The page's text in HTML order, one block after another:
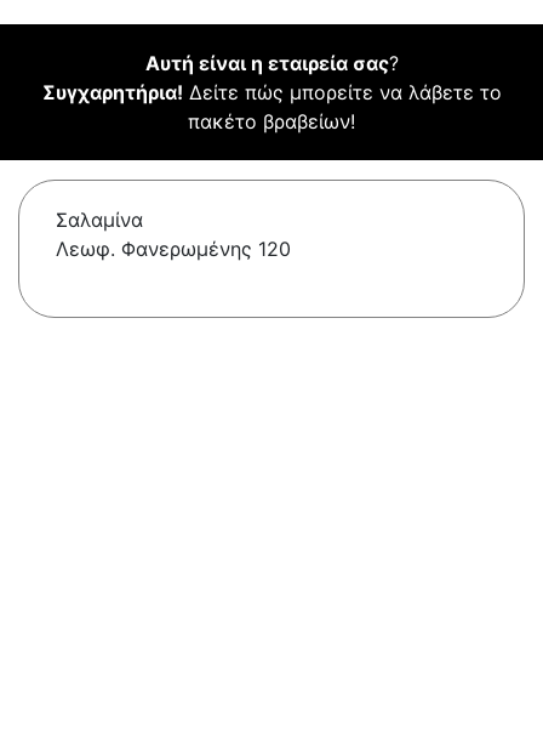
Αυτή είναι η εταιρεία σας?
Συγχαρητήρια! Δείτε πώς μπορείτε να λάβετε το
πακέτο βραβείων!
Σαλαμίνα
Λεωφ. Φανερωμένης 120